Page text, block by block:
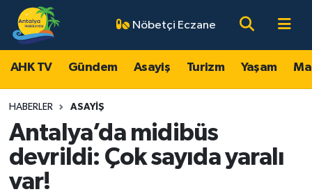
Nöbetçi Eczane
AHK TV Gündem Asayiş Turizm Yaşam
HABERLER ASAYIŞ
Antalya’da midibüs
devrildi: Çok sayıda yaralı
var!
AHK TV
Gündem
Asayiş
Turizm
Antalya Nöbetçi Eczaneler
Antalya Hava Durumu
Antalya Namaz Vakitleri
Antalya Trafik Yoğunluk Haritası